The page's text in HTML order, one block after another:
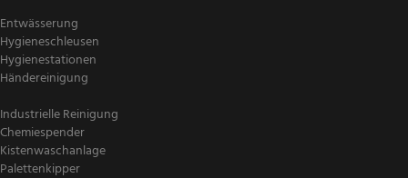
Entwässerung
Hygieneschleusen
Hygienestationen
Händereinigung
Industrielle Reinigung
Chemiespender
Kistenwaschanlage
Palettenkipper